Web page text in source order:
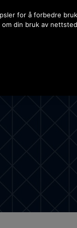
for å forbedre
din bruk av